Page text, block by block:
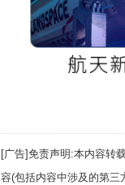
[广告]免责声明:本内容转
容(包括内容中涉及的第